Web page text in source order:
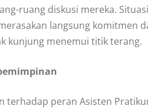
ruang diskusi mereka. Situasi
langsung komitmen
kunjung menemui titik terang.
terhadap peran Asisten